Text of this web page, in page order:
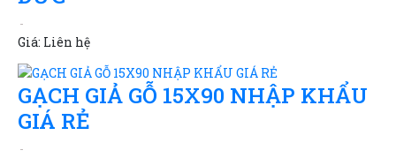
Giá: Liên hệ
GẠCH GIẢ GỖ 15X90 NHẬP KHẨU
GIÁ RẺ